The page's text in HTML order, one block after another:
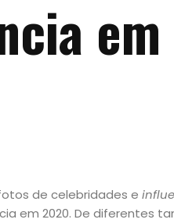
em
de celebridades e
em 2020. De diferentes